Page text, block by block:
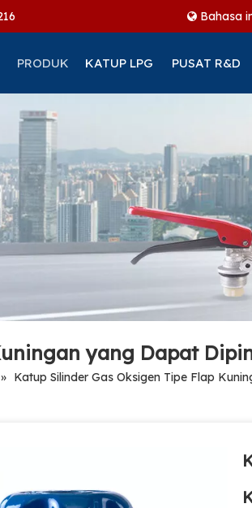
Bahasa
PRODUK KATUP LPG PUSAT R&D
yang Dapat
» Katup Silinder Gas Oksigen Tipe Flap